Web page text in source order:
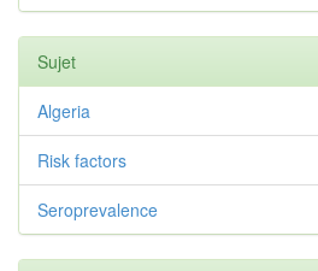
Sujet
Algeria
Risk factors
Seroprevalence